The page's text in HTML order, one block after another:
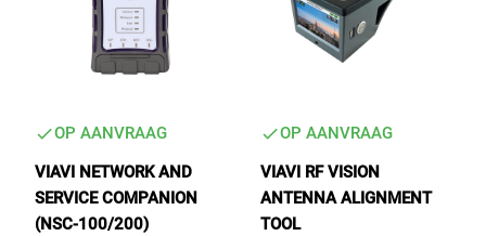
OP AANVRAAG
VIAVI NETWORK AND
SERVICE COMPANION
(NSC-100/200)
OP AANVRAAG
VIAVI RF VISION
ANTENNA ALIGNMENT
TOOL